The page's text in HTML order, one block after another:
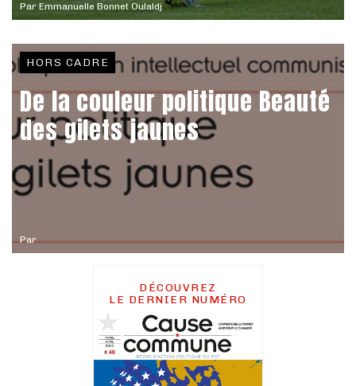
ParEmmanuelle Bonnet Oulaldj
Par
HORS CADRE
De la couleur politique Beauté
des gilets jaunes
DÉCOUVREZ
LE DERNIER NUMÉRO